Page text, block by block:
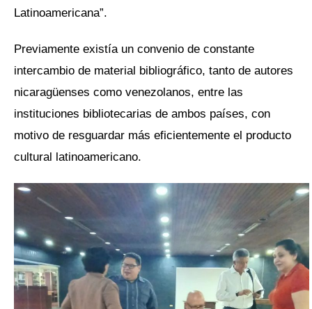
Latinoamericana”.
Previamente existía un convenio de constante
intercambio de material bibliográfico, tanto de autores
nicaragüenses como venezolanos, entre las
instituciones bibliotecarias de ambos países, con
motivo de resguardar más eficientemente el producto
cultural latinoamericano.